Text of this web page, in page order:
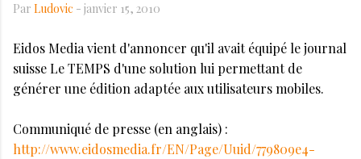
Par Ludovic - janvier 15, 2010
Eidos Media vient d'annoncer qu'il avait équipé le journal
suisse Le TEMPS d'une solution lui permettant de
générer une édition adaptée aux utilisateurs mobiles.
Communiqué de presse (en anglais) :
http://www.eidosmedia.fr/EN/Page/Uuid/779809e4-